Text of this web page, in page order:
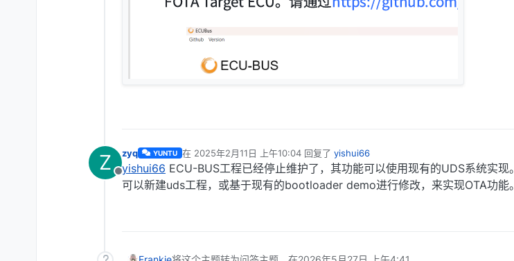
Z
离线
zyq YUNTU 在 2025年2月11日 上午10:04回复了 yishui66
最后由 编辑
yishui66 ECU-BUS⼯程已经停止维护了，其功能可以使用现有的UDS系统实现。
可以新建uds工程，或基于现有的bootloader demo进行修改，来实现OTA功能。